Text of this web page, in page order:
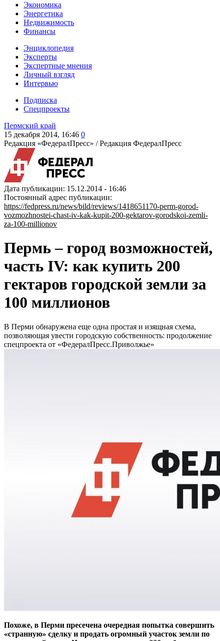
Экономика
Энергетика
Недвижимость
Финансы
Энциклопедия
Эксперты
Экспертные мнения
Личный взгляд
Интервью
Подписка
Спецпроекты
Пермский край
15 декабря 2014, 16:46 0
Редакция «ФедералПресс» /Редакция ФедералПресс
Дата публикации: 15.12.2014 - 16:46
Постоянный адрес публикации:
https://fedpress.ru/news/bild/reviews/1418651170-perm-gorod-
vozmozhnostei-chast-iv-kak-kupit-200-gektarov-gorodskoi-zemli-
za-100-millionov
Пермь – город возможностей,
часть IV: как купить 200
гектаров городской земли за
100 миллионов
В Перми обнаружена еще одна простая и изящная схема,
позволяющая увести городскую собственность: продолжение
спецпроекта от «ФедералПресс.Приволжье»
Похоже, в Перми пресечена очередная попытка совершить
«странную» сделку и продать огромный участок земли по